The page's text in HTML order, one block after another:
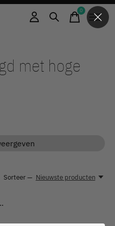
0items
met hoge
Sorteer — Nieuwste producten